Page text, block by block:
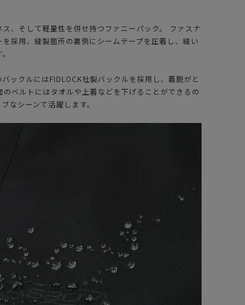
、そして軽量性を併せ持つファニーパック。 ファスナ
採用、縫製箇所の裏側にシームテープを圧着し、縫い
ックルにはFIDLOCK社製バックルを採用し、着脱がと
のベルトにはタオルや上着などを下げることができるの
なシーンで活躍します。